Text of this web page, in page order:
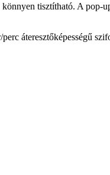
tisztítható. A pop-
áteresztőképességű